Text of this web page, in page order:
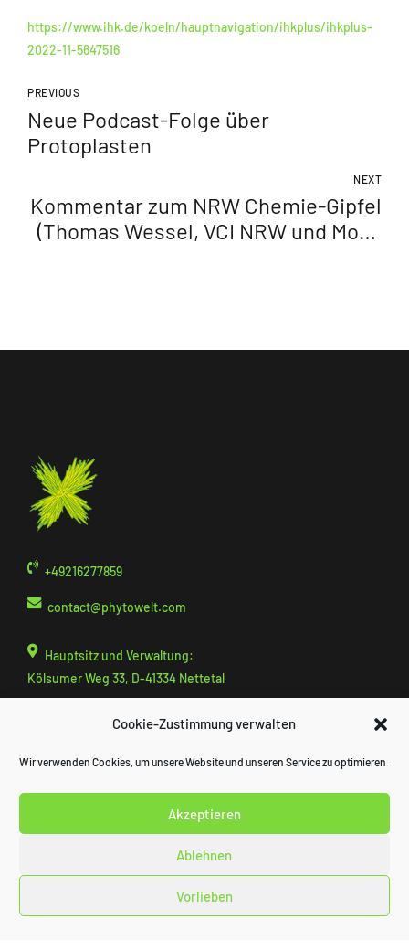
Cookie-Zustimmung verwalten
Wir verwenden Cookies, um unsere Website und unseren Service zu optimieren.
Akzeptieren
Ablehnen
Vorlieben
https://www.ihk.de/koeln/hauptnavigation/ihkplus/ihkplus-
2022-11-5647516
PREVIOUS
Neue Podcast-Folge über
Protoplasten
NEXT
Kommentar zum NRW Chemie-Gipfel
(Thomas Wessel, VCI NRW und Mona
+49216277859
contact@phytowelt.com
Hauptsitz und Verwaltung:
Kölsumer Weg 33, D-41334 Nettetal
Entwicklung und Produktion: